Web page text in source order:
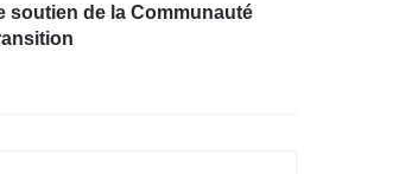
soutien de la Communauté